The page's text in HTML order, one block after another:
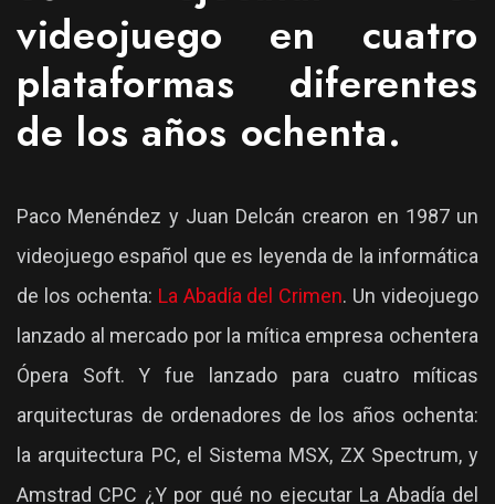
videojuego en cuatro
plataformas diferentes
de los años ochenta.
Paco Menéndez y Juan Delcán crearon en 1987 un
videojuego español que es leyenda de la informática
de los ochenta: La Abadía del Crimen. Un videojuego
lanzado al mercado por la mítica empresa ochentera
Ópera Soft. Y fue lanzado para cuatro míticas
arquitecturas de ordenadores de los años ochenta:
la arquitectura PC, el Sistema MSX, ZX Spectrum, y
Amstrad CPC ¿Y por qué no ejecutar La Abadía del